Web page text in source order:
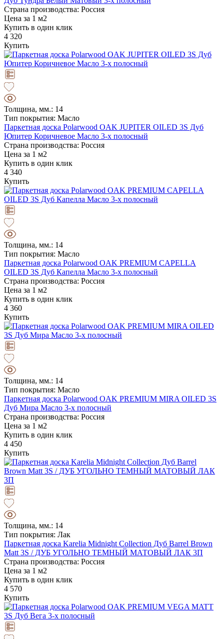
Страна производства: Россия
Цена за 1 м2
Купить в один клик
4 320
Купить
Толщина, мм.: 14
Тип покрытия: Масло
Паркетная доска Polarwood OAK JUPITER OILED 3S Дуб
Юпитер Коричневое Масло 3-х полосный
Страна производства: Россия
Цена за 1 м2
Купить в один клик
4 340
Купить
Толщина, мм.: 14
Тип покрытия: Масло
Паркетная доска Polarwood OAK PREMIUM CAPELLA
OILED 3S Дуб Капелла Масло 3-х полосный
Страна производства: Россия
Цена за 1 м2
Купить в один клик
4 360
Купить
Толщина, мм.: 14
Тип покрытия: Масло
Паркетная доска Polarwood OAK PREMIUM MIRA OILED 3S
Дуб Мира Масло 3-х полосный
Страна производства: Россия
Цена за 1 м2
Купить в один клик
4 450
Купить
Толщина, мм.: 14
Тип покрытия: Лак
Паркетная доска Karelia Midnight Collection Дуб Barrel Brown
Matt 3S / ДУБ УГОЛЬНО ТЕМНЫЙ МАТОВЫЙ ЛАК 3П
Страна производства: Россия
Цена за 1 м2
Купить в один клик
4 570
Купить